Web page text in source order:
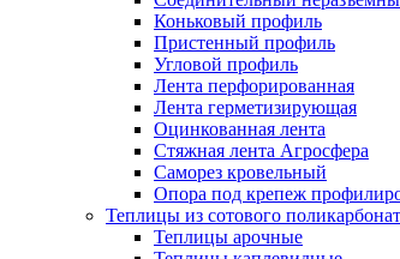
Коньковый профиль
Пристенный профиль
Угловой профиль
Лента перфорированная
Лента герметизирующая
Оцинкованная лента
Стяжная лента Агросфера
Саморез кровельный
Опора под крепеж
Теплицы из сотового
Теплицы арочные